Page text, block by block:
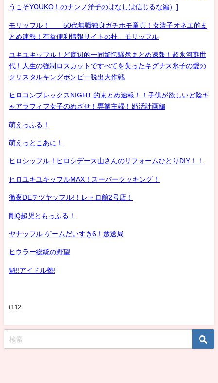
うこそYOUKO！のナンノ洋子のはなしは信じるな編）]
モリッフル！ 50代無職独身ガチホモ童貞！女装子オネエ的ま
とめ速報！有益便利情報サイトの杜 モリッフル
ユキユキッフル！ど底辺的一同驚愕騒然まとめ速報！超氷河期世
代！人生の強制ロスカットですべてを失ったキグナス氷子の愛の
クリスタルキングボンビー脱出大作戦
ヒロコンプレックスNIGHT 的まとめ速報！！子供が欲しいど陰キ
ャアラフィフ女子のめざせ！専業主婦！婚活計画編
萌えっふる！
萌えっとこあに！
ヒロシッフル！ヒロシデース山さんのリフォームひとりDIY！！
ヒロユキユキッフルMAX！スーパークッキング！
徹夜DEテツヤッフル!！レトロ館2号店！
剛Q超児ともっふる！
ヤナッフル ゲームだいすき6！放送局
ヒウラー総統の野望
魁!!アイドル塾!
t112